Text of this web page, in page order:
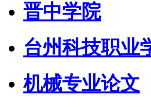
晋中学院
台州科技职业
机械专业论文